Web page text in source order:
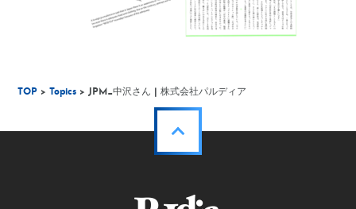
TOP >Topics > JPM_中沢さん | 株式会社パルディア